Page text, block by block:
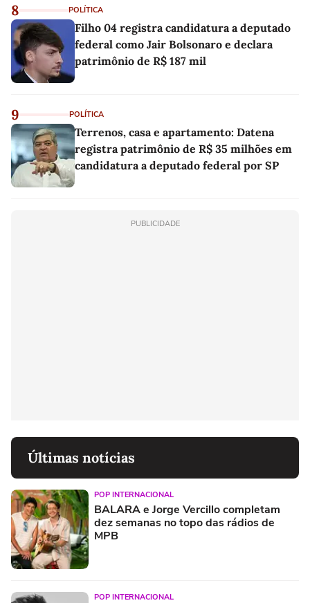
8 POLÍTICA
Filho 04 registra candidatura a deputado
federal como Jair Bolsonaro e declara
patrimônio de R$ 187 mil
9 POLÍTICA
Terrenos, casa e apartamento: Datena
registra patrimônio de R$ 35 milhões em
candidatura a deputado federal por SP
PUBLICIDADE
Últimas notícias
POP INTERNACIONAL
BALARA e Jorge Vercillo completam
dez semanas no topo das rádios de
MPB
POP INTERNACIONAL